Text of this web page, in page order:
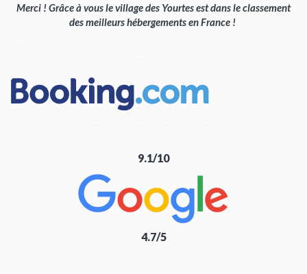
Merci ! Grâce à vous le village des Yourtes est dans le classement
des meilleurs hébergements en France !
9.1/10
4.7/5